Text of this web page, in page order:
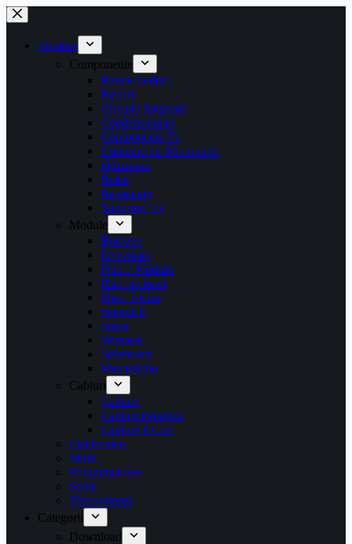
Sari
la
conținutProduse
Componente
Barete Leduri
Becuri
Circuite Integrate
Condensatoare
Componente Pc
Cuptoare cu Microunde
Difuzoare
Relee
Rezistențe
Suporturi Tv
Module
Butoane
Invertoare
Plăci / Module
Plăci de bază
Plăci T-Con
Senzor Ir
Surse
Wireless
Selectoare
Mecanisme
Cabluri
Cabluri
Cabluri Panglică
Cabluri T-Con
Electronice
Mufe
Programatoare
Scule
Telecomenzi
Categorii
Download